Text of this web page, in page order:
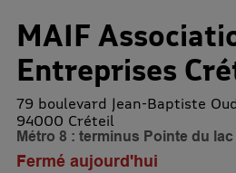
MAIF
Entreprises
79 boulevard Jean-Baptiste
94000 Créteil
Métro 8 : terminus Pointe du lac
Fermé aujourd'hui